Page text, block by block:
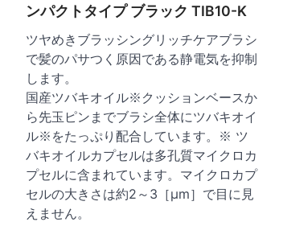
ンパクトタイプ ブラック TIB10-K
ツヤめきブラッシングリッチケアブラシ
で髪のパサつく原因である静電気を抑制
します。
国産ツバキオイル※クッションベースか
ら先玉ピンまでブラシ全体にツバキオイ
ル※をたっぷり配合しています。※ ツ
バキオイルカプセルは多孔質マイクロカ
プセルに含まれています。マイクロカプ
セルの大きさは約2～3［μm］で目に見
えません。